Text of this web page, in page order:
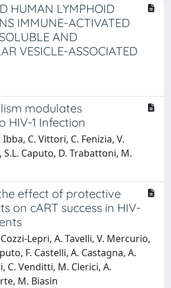
HUMAN LYMPHOID
IMMUNE-ACTIVATED
AND
VESICLE-ASSOCIATED
modulates
HIV-1 Infection
Ibba, C. Vittori, C. Fenizia, V.
Caputo, D. Trabattoni, M.
effect of protective
on cART success in HIV-
Lepri, A. Tavelli, V. Mercurio,
F. Castelli, A. Castagna, A.
C. Venditti, M. Clerici, A.
M. Biasin